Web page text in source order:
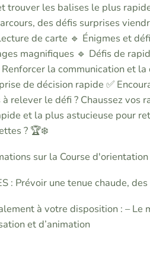
trouver les balises le plus
des défis surprises
de carte 🔹 Énigmes et
magnifiques 🔹 Défis de
la communication et
de décision rapide ✅
relever le défi ? Chaussez vos
et la plus astucieuse pour
? 🏆❄️
sur la Course
: Prévoir une tenue chaude,
à votre disposition : –
et d’animation